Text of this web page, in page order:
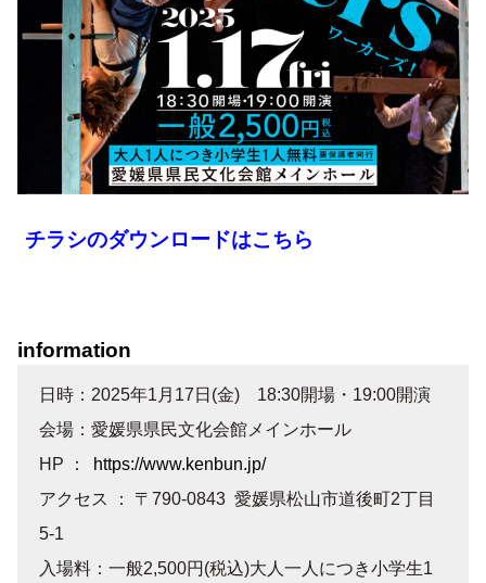
チラシのダウンロードはこちら
information
日時：2025年1月17日(金) 18:30開場・19:00開演
会場：愛媛県県民文化会館メインホール
HP ：
https://www.kenbun.jp/
アクセス ： 〒790-0843 愛媛県松山市道後町2丁目
5-1
入場料：一般2,500円(税込)大人一人につき小学生1